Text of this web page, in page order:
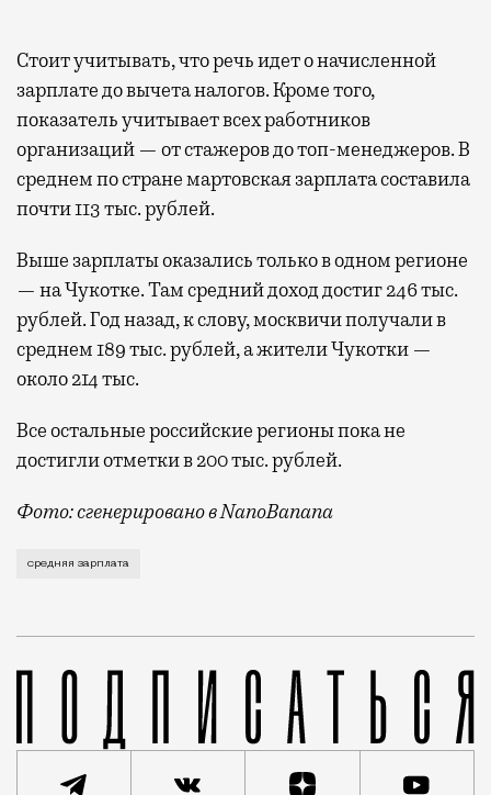
Стоит учитывать, что речь идет о начисленной
зарплате до вычета налогов. Кроме того,
показатель учитывает всех работников
организаций — от стажеров до топ-менеджеров. В
среднем по стране мартовская зарплата составила
почти 113 тыс. рублей.
Выше зарплаты оказались только в одном регионе
— на Чукотке. Там средний доход достиг 246 тыс.
рублей. Год назад, к слову, москвичи получали в
среднем 189 тыс. рублей, а жители Чукотки —
около 214 тыс.
Все остальные российские регионы пока не
достигли отметки в 200 тыс. рублей.
Фото: сгенерировано в NanoBanana
Порог в 200 тыс. рублей, который еще год назад
средняя зарплата